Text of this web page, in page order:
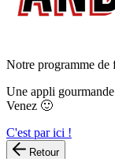
Notre programme de
Une appli
Venez 🙂
C'est par ici !
Retour